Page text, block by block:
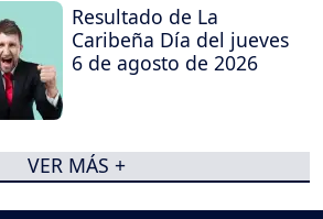
Resultado de La
Caribeña Día del jueves
6 de agosto de 2026
VER MÁS +